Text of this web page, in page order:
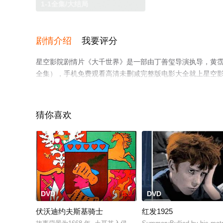
剧情介绍 我要评分
星空影院剧情片《大千世界》是一部由丁善玺导演执导，黄
全集），手机免费观看高清未删减完整版电影大全就上星空
。
猜你喜欢
DVD 5.0
伏沃迪约夫斯基骑士
DVD
红发1925